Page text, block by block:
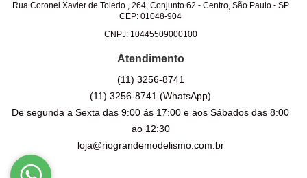
Rua Coronel Xavier de Toledo , 264, Conjunto 62 - Centro, São Paulo- SP
CEP: 01048-904
CNPJ: 10445509000100
Atendimento
(11) 3256-8741
(11) 3256-8741(WhatsApp)
De segunda a Sexta das 9:00 ás 17:00 e aos Sábados das 8:00
ao 12:30
loja@riograndemodelismo.com.br